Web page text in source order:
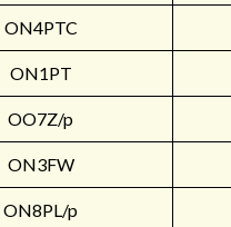
ON4PTC
ON1PT
OO7Z/p
ON3FW
ON8PL/p